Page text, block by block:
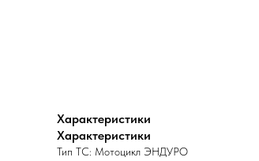
Характеристики
Характеристики
Тип ТС: Мотоцикл ЭНДУРО